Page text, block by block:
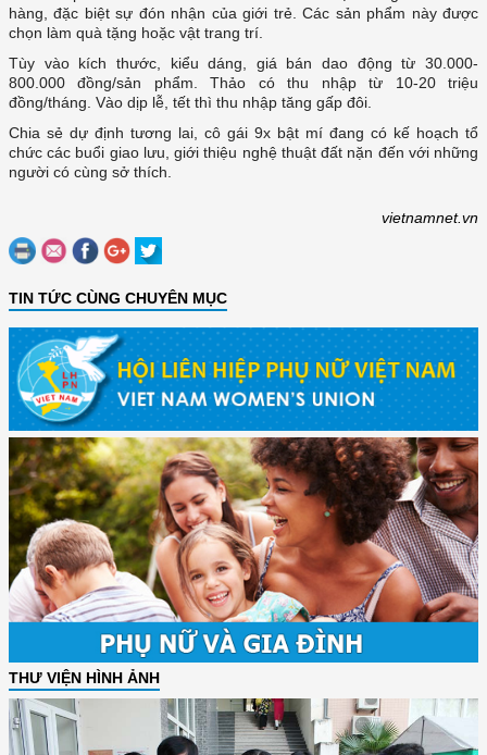
hàng, đặc biệt sự đón nhận của giới trẻ. Các sản phẩm này được
chọn làm quà tặng hoặc vật trang trí.
Tùy vào kích thước, kiểu dáng, giá bán dao động từ 30.000-
800.000 đồng/sản phẩm. Thảo có thu nhập từ 10-20 triệu
đồng/tháng. Vào dịp lễ, tết thì thu nhập tăng gấp đôi.
Chia sẻ dự định tương lai, cô gái 9x bật mí đang có kế hoạch tổ
chức các buổi giao lưu, giới thiệu nghệ thuật đất nặn đến với những
người có cùng sở thích.
vietnamnet.vn
TIN TỨC CÙNG CHUYÊN MỤC
THƯ VIỆN HÌNH ẢNH